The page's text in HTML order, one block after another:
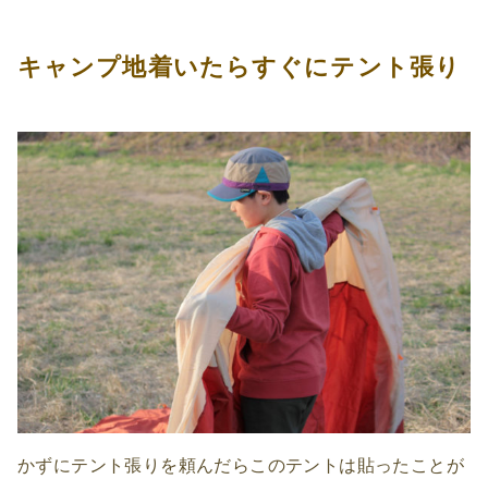
キャンプ地着いたらすぐにテント張り
かずにテント張りを頼んだらこのテントは貼ったことが